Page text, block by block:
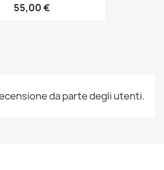
55,00 €
da parte degli utenti.